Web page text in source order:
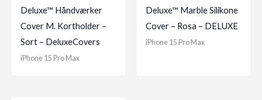
Deluxe™ Håndværker
Cover M. Kortholder –
Sort – DeluxeCovers
iPhone 15 Pro Max
Deluxe™ Marble Silikone
Cover – Rosa – DELUXE
iPhone 15 Pro Max